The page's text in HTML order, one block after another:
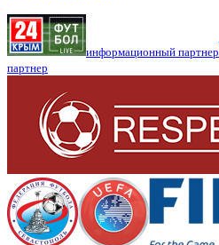
информационный партнер
партнер